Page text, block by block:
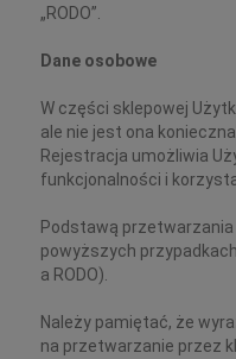
„RODO”.
Dane osobowe
W części sklepowej
ale nie jest ona
Rejestracja umożliwia
funkcjonalności i
Podstawą
powyższych
a RODO).
Należy pamiętać, że
na przetwarzanie przez